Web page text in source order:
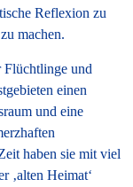
Reflexion zu
machen.
Flüchtlinge und
einen
und eine
haben sie mit viel
‚alten Heimat‘